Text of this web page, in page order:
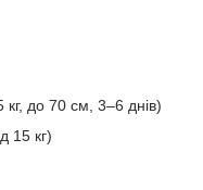
до 70 см, 3–6 днів)
15 кг)